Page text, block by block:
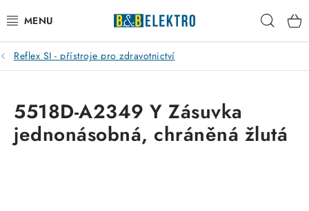
na
obsah
Reklamace / Vrácení zboží
Kontakty
Reflex SI - přístroje pro zdravotnictví
5518D-A2349 Y Zásuvka
jednonásobná, chráněná žlutá